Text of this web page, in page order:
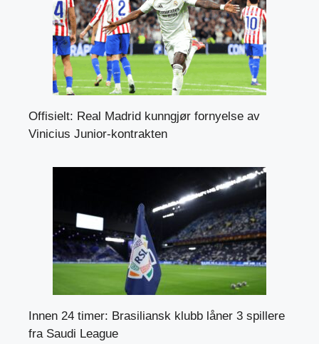
Offisielt: Real Madrid kunngjør fornyelse av
Vinicius Junior-kontrakten
Innen 24 timer: Brasiliansk klubb låner 3 spillere
fra Saudi League